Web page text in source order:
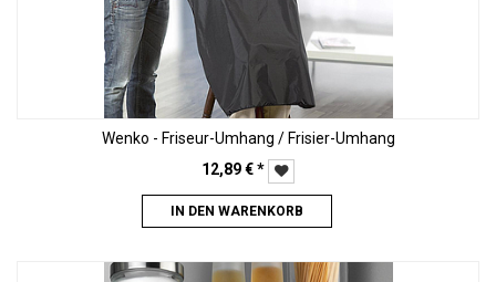
Wenko - Friseur-Umhang / Frisier-Umhang
12,89€*
IN DEN WARENKORB